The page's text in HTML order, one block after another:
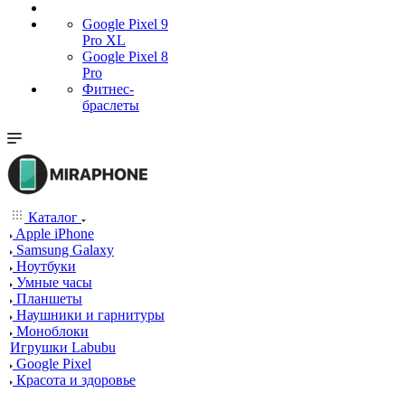
Google Pixel 9
Pro XL
Google Pixel 8
Pro
Фитнес-
браслеты
Каталог
Apple iPhone
Samsung Galaxy
Ноутбуки
Умные часы
Планшеты
Наушники и гарнитуры
Моноблоки
Игрушки Labubu
Google Pixel
Красота и здоровье